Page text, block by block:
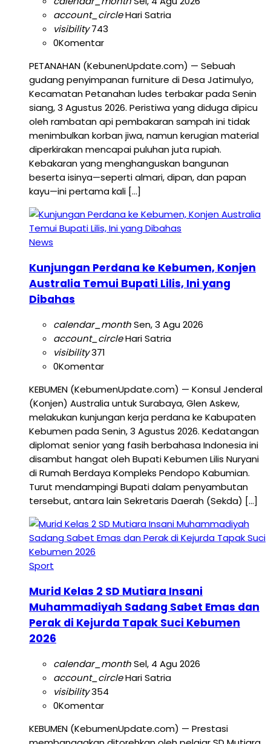
account_circleHari Satria
visibility743
0Komentar
PETANAHAN (KebunenUpdate.com) — Sebuah
gudang penyimpanan furniture di Desa Jatimulyo,
Kecamatan Petanahan ludes terbakar pada Senin
siang, 3 Agustus 2026. Peristiwa yang diduga dipicu
oleh rambatan api pembakaran sampah ini tidak
menimbulkan korban jiwa, namun kerugian material
diperkirakan mencapai puluhan juta rupiah.
Kebakaran yang menghanguskan bangunan
beserta isinya—seperti almari, dipan, dan papan
kayu—ini pertama kali […]
News
Kunjungan Perdana ke Kebumen, Konjen
Australia Temui Bupati Lilis, Ini yang
Dibahas
calendar_monthSen, 3 Agu 2026
account_circleHari Satria
visibility371
0Komentar
KEBUMEN (KebumenUpdate.com) — Konsul Jenderal
(Konjen) Australia untuk Surabaya, Glen Askew,
melakukan kunjungan kerja perdana ke Kabupaten
Kebumen pada Senin, 3 Agustus 2026. Kedatangan
diplomat senior yang fasih berbahasa Indonesia ini
disambut hangat oleh Bupati Kebumen Lilis Nuryani
di Rumah Berdaya Kompleks Pendopo Kabumian.
Turut mendampingi Bupati dalam penyambutan
tersebut, antara lain Sekretaris Daerah (Sekda) […]
Sport
Murid Kelas 2 SD Mutiara Insani
Muhammadiyah Sadang Sabet Emas dan
Perak di Kejurda Tapak Suci Kebumen
2026
calendar_monthSel, 4 Agu 2026
account_circleHari Satria
visibility354
0Komentar
KEBUMEN (KebumenUpdate.com) — Prestasi